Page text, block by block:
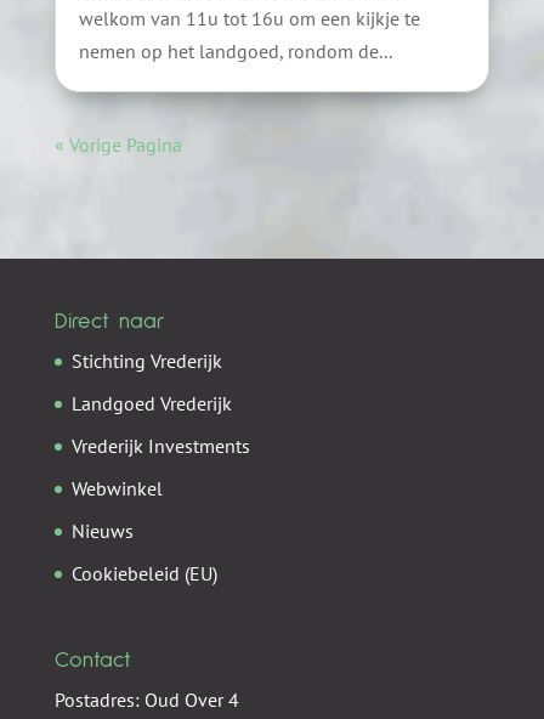
welkom van 11u tot 16u om een kijkje te
nemen op het landgoed, rondom de...
« Vorige Pagina
Direct naar
Stichting Vrederijk
Landgoed Vrederijk
Vrederijk Investments
Webwinkel
Nieuws
Cookiebeleid (EU)
Contact
Postadres: Oud Over 4